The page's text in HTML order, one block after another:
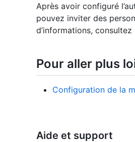
Après avoir configuré
pouvez inviter des
d’informations, consultez
Pour aller plus
Configuration de la
Aide et support